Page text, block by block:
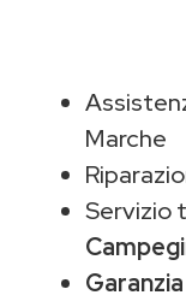
Marche
Servizio
Garanzia